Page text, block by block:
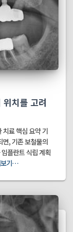
치를 고려
치료 핵심 요약 기
면, 기존 보철물의
플란트 식립 계획
보기…